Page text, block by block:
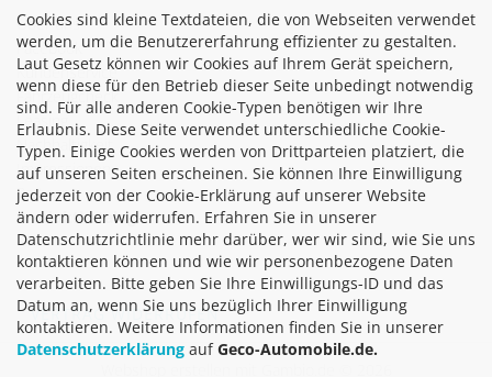
Cookies sind kleine Textdateien, die von Webseiten verwendet
werden, um die Benutzererfahrung effizienter zu gestalten.
Laut Gesetz können wir Cookies auf Ihrem Gerät speichern,
wenn diese für den Betrieb dieser Seite unbedingt notwendig
sind. Für alle anderen Cookie-Typen benötigen wir Ihre
Erlaubnis. Diese Seite verwendet unterschiedliche Cookie-
Typen. Einige Cookies werden von Drittparteien platziert, die
auf unseren Seiten erscheinen. Sie können Ihre Einwilligung
jederzeit von der Cookie-Erklärung auf unserer Website
ändern oder widerrufen. Erfahren Sie in unserer
Datenschutzrichtlinie mehr darüber, wer wir sind, wie Sie uns
kontaktieren können und wie wir personenbezogene Daten
verarbeiten. Bitte geben Sie Ihre Einwilligungs-ID und das
Datum an, wenn Sie uns bezüglich Ihrer Einwilligung
kontaktieren. Weitere Informationen finden Sie in unserer
Datenschutzerklärung aufGeco-Automobile.de.
Über uns
Facebook
Kundenservice
Fahrzeugcheck
Leasing
Nachhaltigkeit
Impressionen
Partner
Produktkatalog
VERTRAG WIDERRUFEN